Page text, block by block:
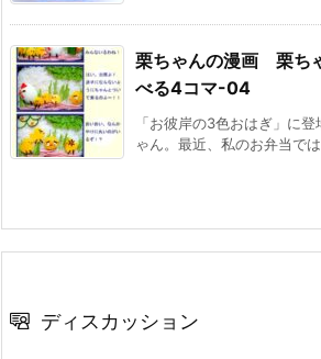
栗ちゃんの漫画 栗ち
べる4コマ-04
「お彼岸の3色おはぎ」に
ゃん。最近、私のお弁当で
ディスカッション